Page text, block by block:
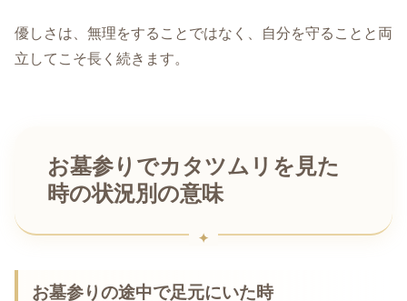
優しさは、無理をすることではなく、自分を守ることと両
立してこそ長く続きます。
お墓参りでカタツムリを見た
時の状況別の意味
お墓参りの途中で足元にいた時